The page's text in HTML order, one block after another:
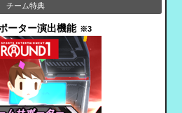
ーター演出機能 ※3